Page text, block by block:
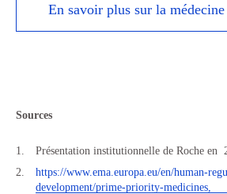
En savoir plus sur la
Sources
Présentation institutionnelle de Roche en
https://www.ema.europa.eu/en/human-
development/prime-priority-medicines,